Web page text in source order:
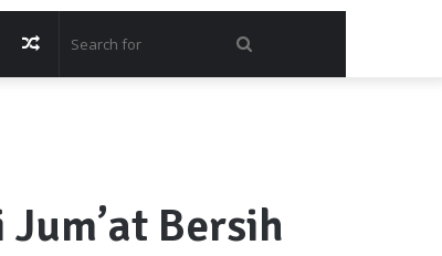
Random
Bersih